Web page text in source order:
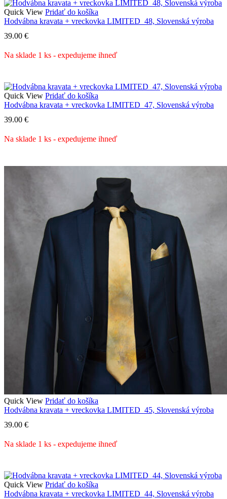
Quick View Pridať do košíka
Hodvábna kravata + vreckovka LIMITED_48, Slovenská výroba
39.00 €
Na sklade 1 ks - expedujeme ihneď
Quick View Pridať do košíka
Hodvábna kravata + vreckovka LIMITED_47, Slovenská výroba
39.00 €
Na sklade 1 ks - expedujeme ihneď
Quick View Pridať do košíka
Hodvábna kravata + vreckovka LIMITED_45, Slovenská výroba
39.00 €
Na sklade 1 ks - expedujeme ihneď
Quick View Pridať do košíka
Hodvábna kravata + vreckovka LIMITED_44, Slovenská výroba